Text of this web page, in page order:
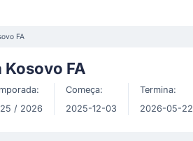
FA
Kosovo FA
/ 2026
Começa:
2025-12-03
Termina:
2026-05-22